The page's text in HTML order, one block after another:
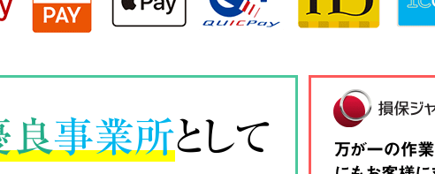
良事業所として